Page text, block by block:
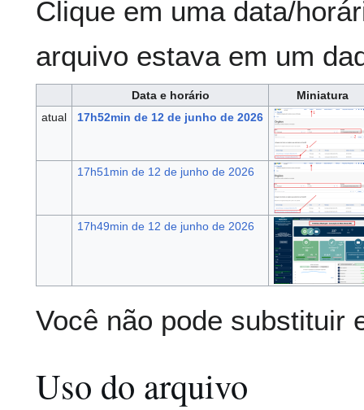
Clique em uma data/
arquivo estava em um
Data e horário
Miniatura
atual
17h52min de 12 de junho de 2026
17h51min de 12 de junho de 2026
17h49min de 12 de junho de 2026
Você não pode substituir
Uso do arquivo